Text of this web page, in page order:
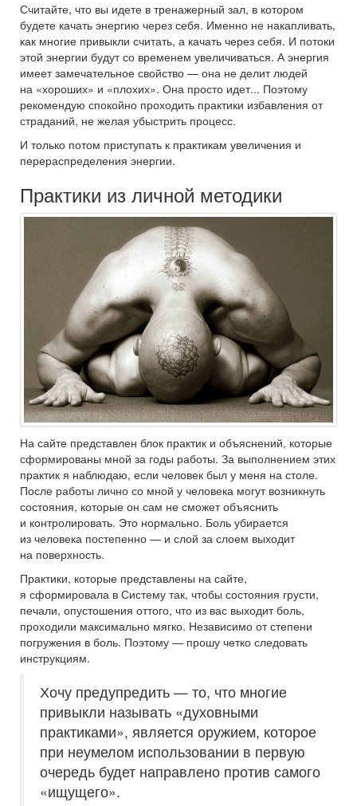
Считайте, что вы идете в тренажерный зал, в котором
будете качать энергию через себя. Именно не накапливать,
как многие привыкли считать, а качать через себя. И потоки
этой энергии будут со временем увеличиваться. А энергия
имеет замечательное свойство — она не делит людей
на «хороших» и «плохих». Она просто идет... Поэтому
рекомендую спокойно проходить практики избавления от
страданий, не желая убыстрить процесс.
И только потом приступать к практикам увеличения и
перераспределения энергии.
Практики из личной методики
На сайте представлен блок практик и объяснений, которые
сформированы мной за годы работы. За выполнением этих
практик я наблюдаю, если человек был у меня на столе.
После работы лично со мной у человека могут возникнуть
состояния, которые он сам не сможет объяснить
и контролировать. Это нормально. Боль убирается
из человека постепенно — и слой за слоем выходит
на поверхность.
Практики, которые представлены на сайте,
я сформировала в Систему так, чтобы состояния грусти,
печали, опустошения оттого, что из вас выходит боль,
проходили максимально мягко. Независимо от степени
погружения в боль. Поэтому — прошу четко следовать
инструкциям.
Хочу предупредить — то, что многие
привыкли называть «духовными
практиками», является оружием, которое
при неумелом использовании в первую
очередь будет направлено против самого
«ищущего».